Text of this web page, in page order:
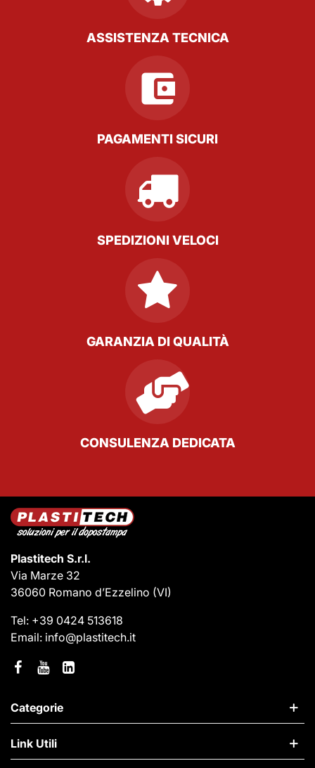
ASSISTENZA TECNICA
PAGAMENTI SICURI
SPEDIZIONI VELOCI
GARANZIA DI QUALITÀ
CONSULENZA DEDICATA
Plastitech S.r.l.
Via Marze 32
36060 Romano d’Ezzelino (VI)
Tel: +39 0424 513618
Email: info@plastitech.it
Categorie
Link Utili